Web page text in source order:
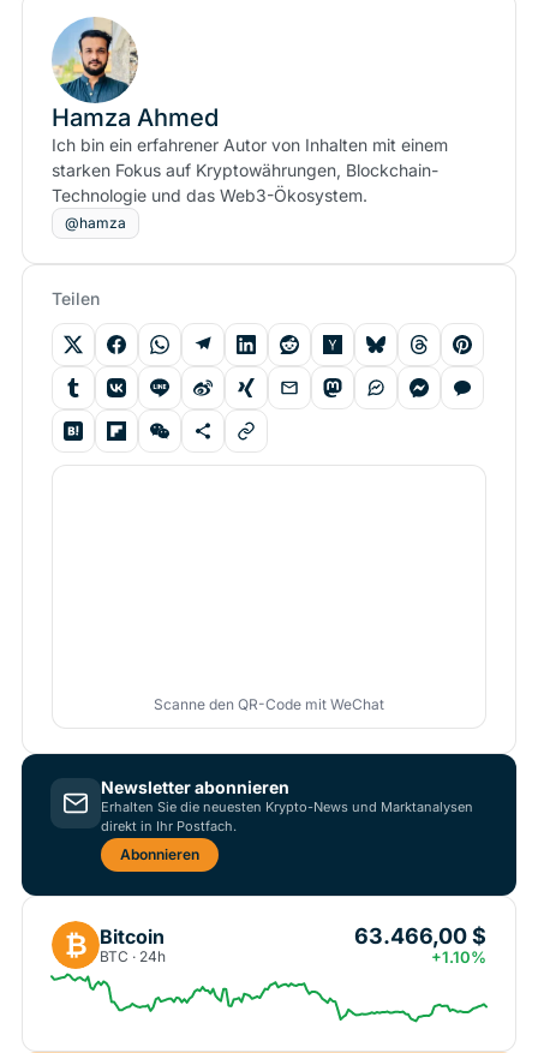
Hamza Ahmed
Ich bin ein erfahrener Autor von Inhalten mit einem
starken Fokus auf Kryptowährungen, Blockchain-
Technologie und das Web3-Ökosystem.
@hamza
Teilen
Scanne den QR-Code mit WeChat
Newsletter abonnieren
Erhalten Sie die neuesten Krypto-News und Marktanalysen
direkt in Ihr Postfach.
Abonnieren
₿ Bitcoin
BTC · 24h
63.466,00 $
+1.10%